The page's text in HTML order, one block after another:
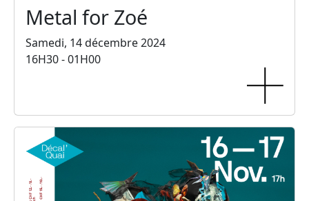
Metal for Zoé
Samedi, 14 décembre 2024
16H30 - 01H00